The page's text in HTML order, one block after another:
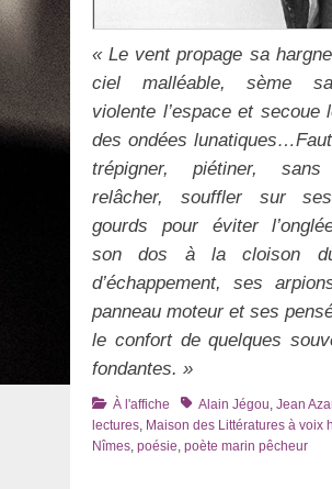
« Le vent propage sa
ciel malléable, sème
violente l’espace et secoue
des ondées
trépigner, piétiner, sans
relâcher, souffler sur
gourds pour éviter
son dos à la cloison
d’échappement, ses
panneau moteur et ses
le confort de quelques
fondantes. »
Catégories
À l'affiche TagsAlain Jégou, Jean
lectures, Maison des Littératures à voix
Nîmes, poésie, poète marin pêcheur